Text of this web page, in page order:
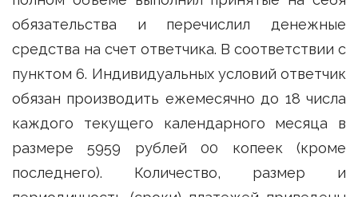
обязательства и перечислил денежные
средства на счет ответчика. В соответствии с
пунктом 6. Индивидуальных условий ответчик
обязан производить ежемесячно до 18 числа
каждого текущего календарного месяца в
размере 5959 рублей 00 копеек (кроме
последнего). Количество, размер и